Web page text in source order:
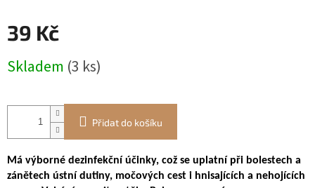
39 Kč
cena:
Skladem (3 ks)
Přidat do košíku
Má výborné dezinfekční účinky, což se uplatní při bolestech a
zánětech ústní dutiny, močových cest i hnisajících a nehojících